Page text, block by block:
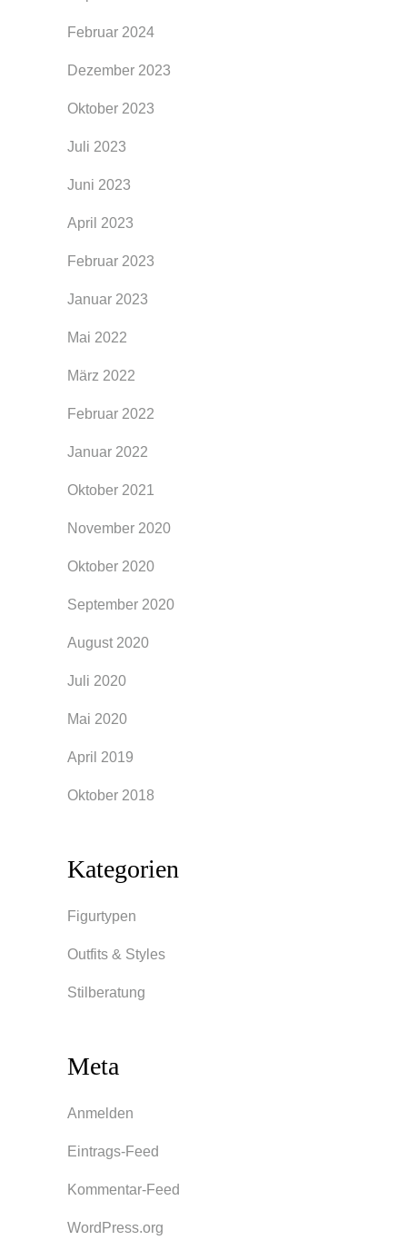
Februar 2024
Dezember 2023
Oktober 2023
Juli 2023
Juni 2023
April 2023
Februar 2023
Januar 2023
Mai 2022
März 2022
Februar 2022
Januar 2022
Oktober 2021
November 2020
Oktober 2020
September 2020
August 2020
Juli 2020
Mai 2020
April 2019
Oktober 2018
Kategorien
Figurtypen
Outfits & Styles
Stilberatung
Meta
Anmelden
Eintrags-Feed
Kommentar-Feed
WordPress.org